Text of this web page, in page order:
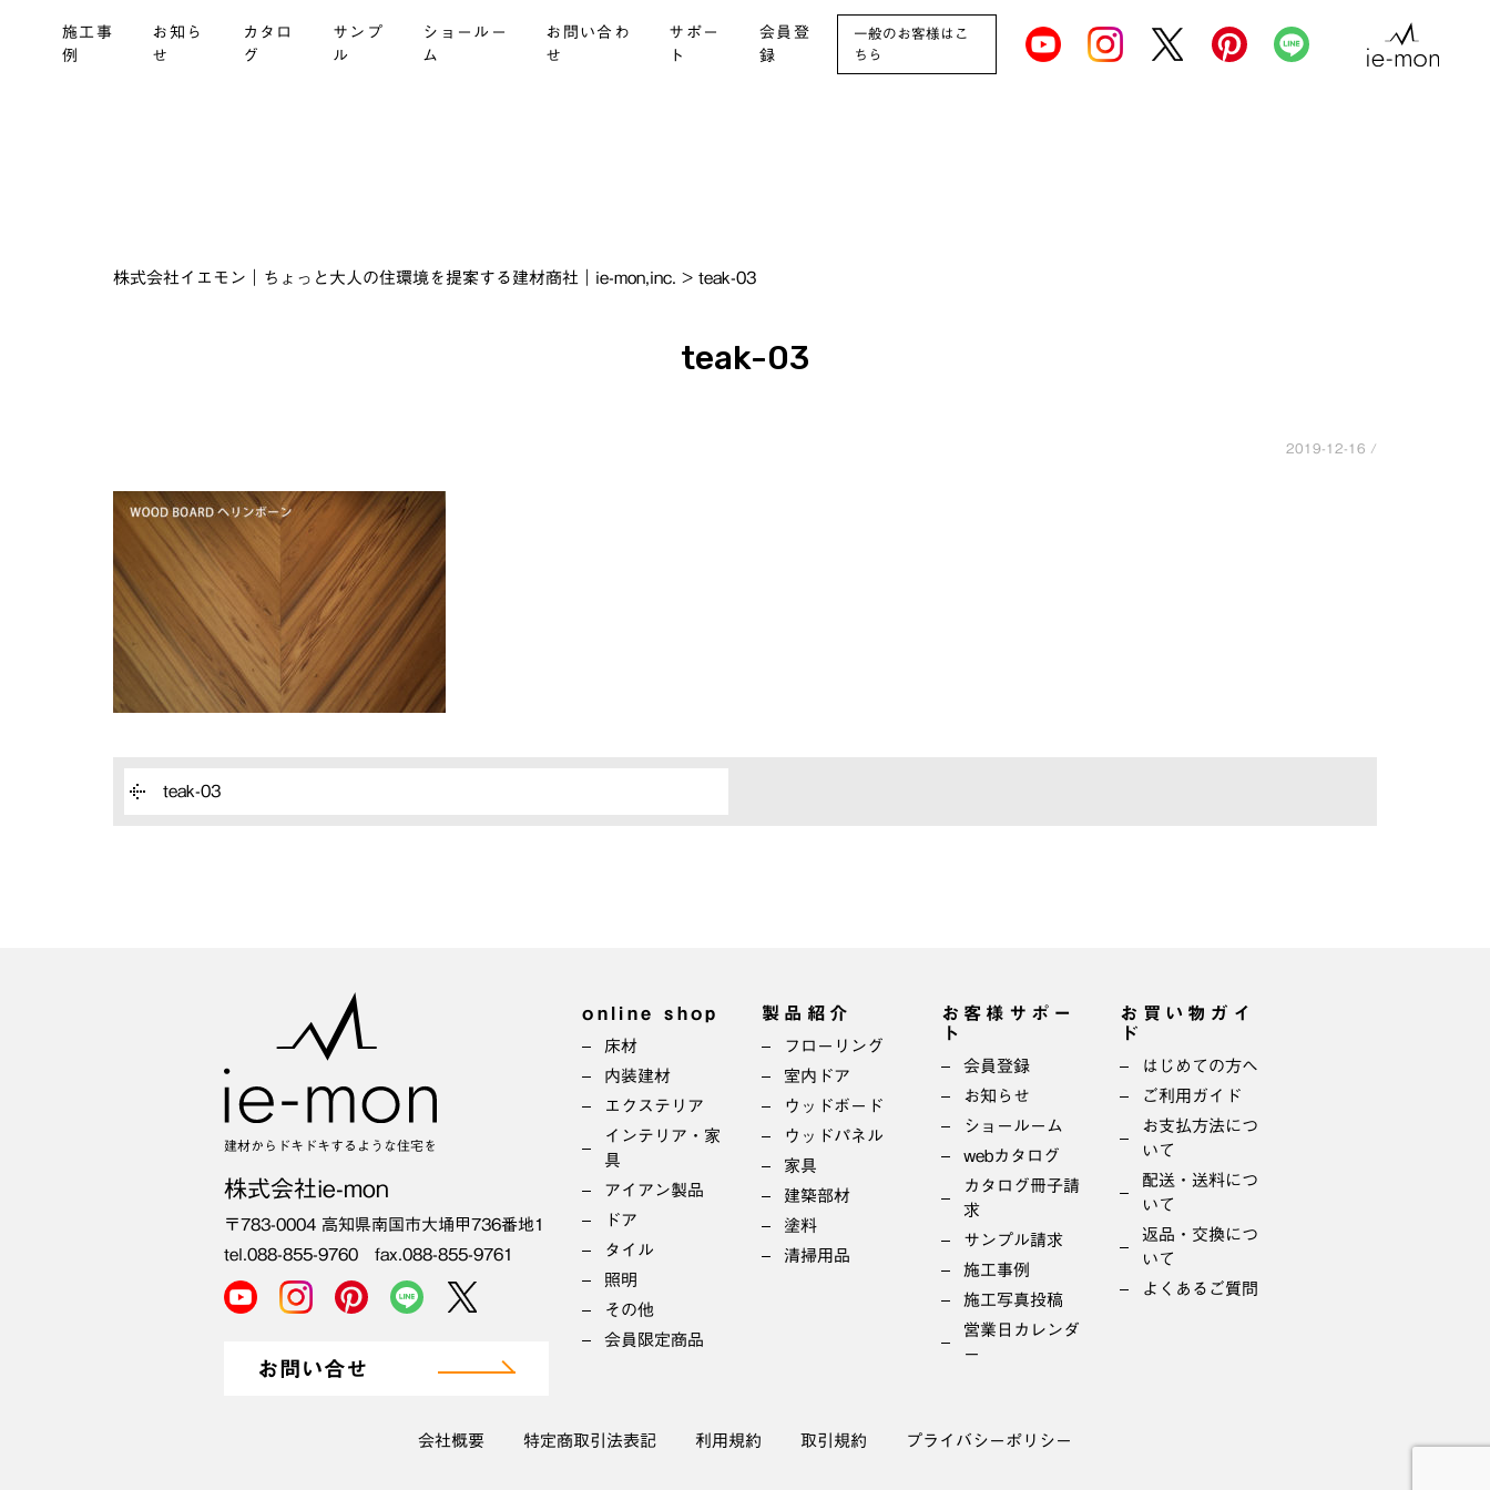
施工事
例
お知ら
せ
カタロ
グ
サンプ
ル
ショールー
ム
お問い合わ
せ
サポー
ト
会員登
録
一般のお客様はこ
ちら
株式会社イエモン｜ちょっと大人の住環境を提案する建材商社｜ie-mon,inc. > teak-03
teak-03
2019-12-16 /
teak-03
建材からドキドキするような住宅を
株式会社ie-mon
〒783-0004 高知県南国市大埇甲736番地1
tel.088-855-9760 fax.088-855-9761
お問い合せ
online shop
床材
内装建材
エクステリア
インテリア・家
具
アイアン製品
ドア
タイル
照明
その他
会員限定商品
製品紹介
フローリング
室内ドア
ウッドボード
ウッドパネル
家具
建築部材
塗料
清掃用品
お客様サポー
ト
会員登録
お知らせ
ショールーム
webカタログ
カタログ冊子請
求
サンプル請求
施工事例
施工写真投稿
営業日カレンダ
ー
お買い物ガイ
ド
はじめての方へ
ご利用ガイド
お支払方法につ
いて
配送・送料につ
いて
返品・交換につ
いて
よくあるご質問
会社概要 特定商取引法表記 利用規約 取引規約 プライバシーポリシー